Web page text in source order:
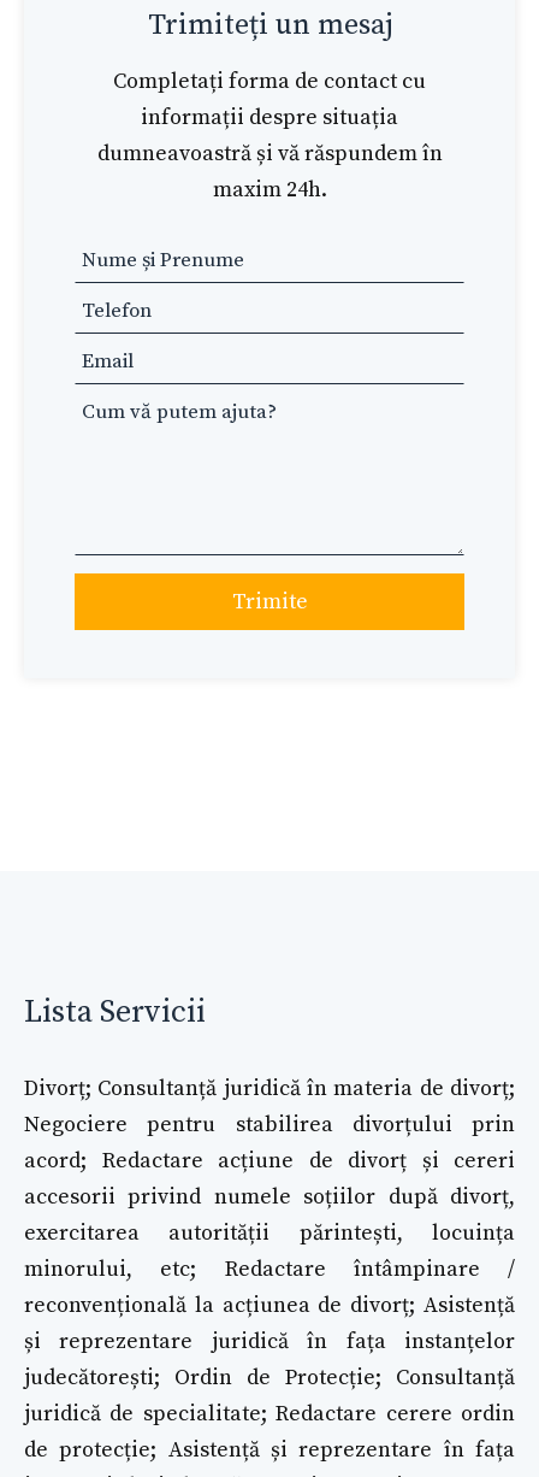
Trimiteți un mesaj
Completați forma de contact cu
informații despre situația
dumneavoastră și vă răspundem în
maxim 24h.
Leave
this
field
blank
Trimite
Lista Servicii
Divorț; Consultanță juridică în materia de divorț;
Negociere pentru stabilirea divorțului prin
acord; Redactare acțiune de divorț și cereri
accesorii privind numele soțiilor după divorț,
exercitarea autorității părintești, locuința
minorului, etc; Redactare întâmpinare /
reconvențională la acțiunea de divorț; Asistență
și reprezentare juridică în fața instanțelor
judecătorești; Ordin de Protecție; Consultanță
juridică de specialitate; Redactare cerere ordin
de protecție; Asistență și reprezentare în fața